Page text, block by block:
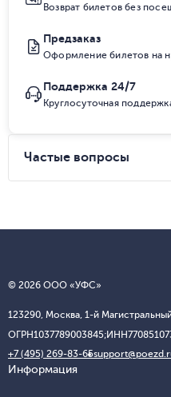
Возврат билетов без
Предзаказ
Оформление билетов на
Поддержка 24/7
Круглосуточная
Частые вопросы
© 2026 ООО «УФС»
123290, Москва, 1-й
ОГРН1037789003845;ИНН
+7 (495) 269-83-65
Информация